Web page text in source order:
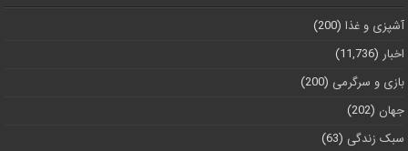
آشپزی و غذا (200)
اخبار (11,736)
بازی و سرگرمی (200)
جهان (202)
سبک زندگی (63)